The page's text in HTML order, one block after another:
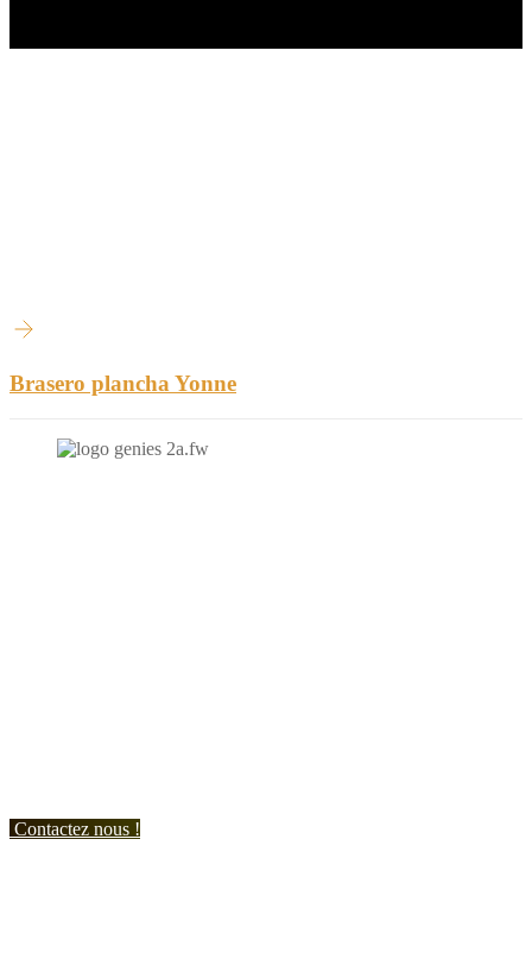
Brasero plancha Yonne
Contactez nous !